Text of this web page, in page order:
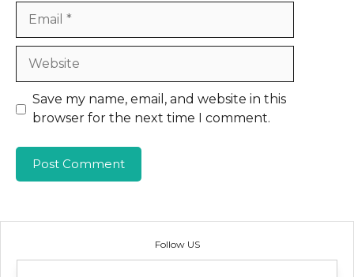
Website
Save my name, email, and website in this
browser for the next time I comment.
Follow US